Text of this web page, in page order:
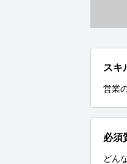
スキ
営業
必須
どん